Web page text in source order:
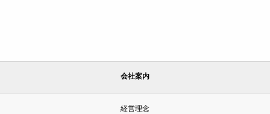
会社案内
経営理念